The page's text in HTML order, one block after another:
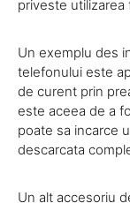
priveste utilizarea
Un exemplu des
telefonului este
de curent prin
este aceea de a
poate sa incarce
descarcata
Un alt accesoriu